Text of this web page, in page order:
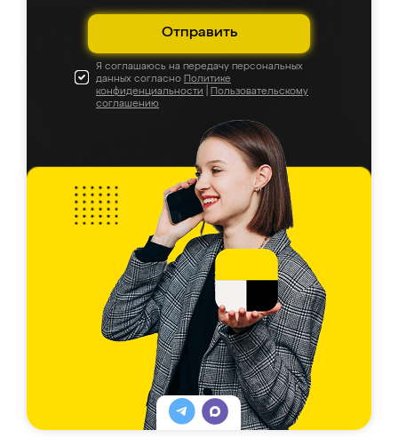
Отправить
Я соглашаюсь на передачу персональных
данных согласно Политике
конфиденциальности
Пользовательскому
соглашению